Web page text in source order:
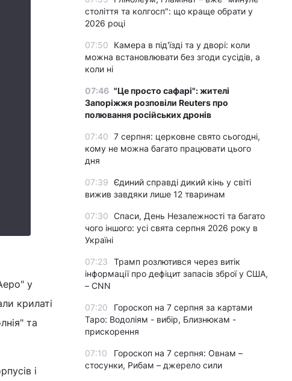
у
крилаті
та
і
століття та колгосп": що краще обрати у
2026 році
07:50
Камера в під'їзді та у дворі: коли
можна встановлювати без згоди сусідів, а
коли ні
07:46 "Це просто сафарі": жителі
Запоріжжя розповіли Reuters про
полювання російських дронів
07:40 7 серпня: церковне свято сьогодні,
кому не можна багато працювати цього
дня
07:39 Єдиний справді дикий кінь у світі
вижив завдяки лише 12 тваринам
07:30 Спаси, День Незалежності та багато
чого іншого: усі свята серпня 2026 року в
Україні
07:23
Трамп розлютився через витік
інформації про дефіцит запасів зброї у США,
– CNN
07:20
Гороскоп на 7 серпня за картами
Таро: Водоліям - вибір, Близнюкам -
прискорення
07:10
Гороскоп на 7 серпня: Овнам –
стосунки, Рибам – джерело сили